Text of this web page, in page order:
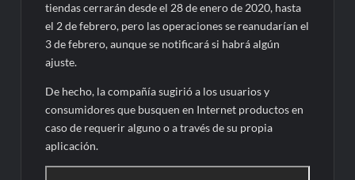
tiendas cerrarán desde el 28 de enero de 2020, hasta
el 2 de febrero, pero las operaciones se reanudarían el
3 de febrero, aunque se notificará si habrá algún
ajuste.
De hecho, la compañía sugirió a los usuarios y
consumidores que busquen en Internet productos en
caso de requerir alguno o a través de su propia
aplicación.